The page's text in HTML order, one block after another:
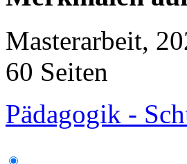
Masterarbeit,
60 Seiten
Pädagogik -